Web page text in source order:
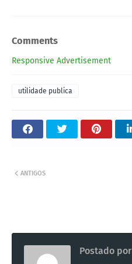
Comments
Responsive Advertisement
utilidade publica
ANTIGOS
Postado por